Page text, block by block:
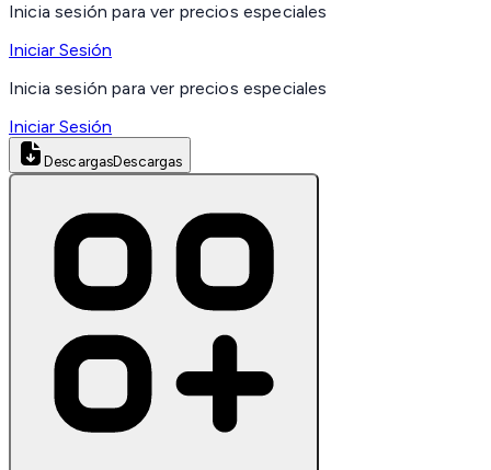
Inicia sesión para ver precios especiales
Iniciar Sesión
Inicia sesión para ver precios especiales
Iniciar Sesión
DescargasDescargas